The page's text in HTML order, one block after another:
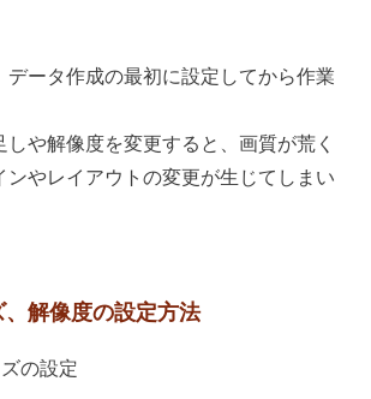
データ作成の最初に設定してから作業
しや解像度を変更すると、画質が荒く
ンやレイアウトの変更が生じてしまい
解像度の設定方法
の設定